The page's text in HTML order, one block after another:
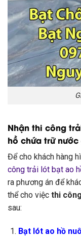
Nhận thi công
hồ chứa trữ
Để cho khách hàng
công trải lót bạt ao
ra phương án để
thể cho việc thi
sau:
Bạt lót ao hồ